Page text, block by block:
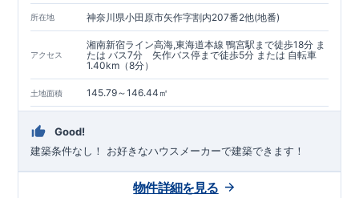
所在地 神奈川県小田原市矢作字割内207番2他(地番)
アクセス
湘南新宿ライン高海,東海道本線 鴨宮駅まで徒歩18分 ま
たは バス7分 矢作バス停まで徒歩5分 または 自転車
1.40km（8分）
土地面積 145.79～146.44㎡
Good!
建築条件なし！ ​お好きなハウスメーカーで建築できます！
物件詳細を見る